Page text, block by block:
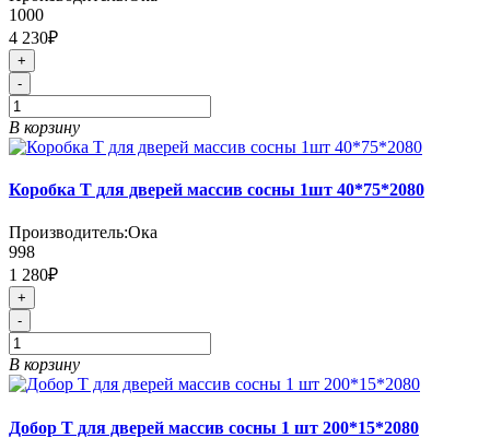
1000
4 230₽
+
-
В корзину
Коробка Т для дверей массив сосны 1шт 40*75*2080
Производитель:Ока
998
1 280₽
+
-
В корзину
Добор Т для дверей массив сосны 1 шт 200*15*2080